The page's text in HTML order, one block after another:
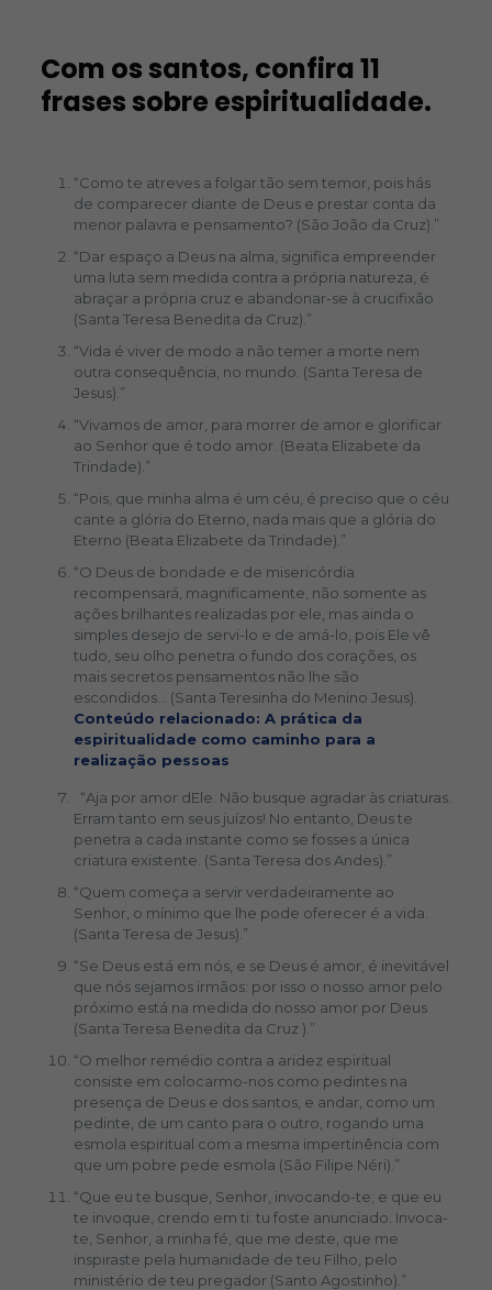
Com os santos, confira 11
frases sobre espiritualidade.
“Como te atreves a folgar tão sem temor, pois hás
de comparecer diante de Deus e prestar conta da
menor palavra e pensamento? (São João da Cruz).”
“Dar espaço a Deus na alma, significa empreender
uma luta sem medida contra a própria natureza, é
abraçar a própria cruz e abandonar-se à crucifixão
(Santa Teresa Benedita da Cruz).”
“Vida é viver de modo a não temer a morte nem
outra consequência, no mundo. (Santa Teresa de
Jesus).”
“Vivamos de amor, para morrer de amor e glorificar
ao Senhor que é todo amor. (Beata Elizabete da
Trindade).”
“Pois, que minha alma é um céu, é preciso que o céu
cante a glória do Eterno, nada mais que a glória do
Eterno (Beata Elizabete da Trindade).”
“O Deus de bondade e de misericórdia
recompensará, magnificamente, não somente as
ações brilhantes realizadas por ele, mas ainda o
simples desejo de servi-lo e de amá-lo, pois Ele vê
tudo, seu olho penetra o fundo dos corações, os
mais secretos pensamentos não lhe são
escondidos… (Santa Teresinha do Menino Jesus).
Conteúdo relacionado: A prática da
espiritualidade como caminho para a
realização pessoas
“Aja por amor dEle. Não busque agradar às criaturas.
Erram tanto em seus juízos! No entanto, Deus te
penetra a cada instante como se fosses a única
criatura existente. (Santa Teresa dos Andes).”
“Quem começa a servir verdadeiramente ao
Senhor, o mínimo que lhe pode oferecer é a vida.
(Santa Teresa de Jesus).”
“Se Deus está em nós, e se Deus é amor, é inevitável
que nós sejamos irmãos: por isso o nosso amor pelo
próximo está na medida do nosso amor por Deus
(Santa Teresa Benedita da Cruz ).”
“O melhor remédio contra a aridez espiritual
consiste em colocarmo-nos como pedintes na
presença de Deus e dos santos, e andar, como um
pedinte, de um canto para o outro, rogando uma
esmola espiritual com a mesma impertinência com
que um pobre pede esmola (São Filipe Néri).”
“Que eu te busque, Senhor, invocando-te; e que eu
te invoque, crendo em ti: tu foste anunciado. Invoca-
te, Senhor, a minha fé, que me deste, que me
inspiraste pela humanidade de teu Filho, pelo
ministério de teu pregador (Santo Agostinho).”